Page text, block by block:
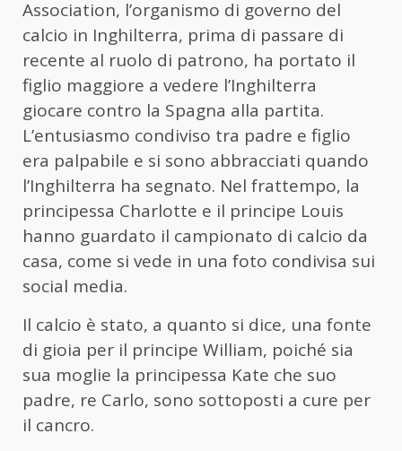
Association, l’organismo di governo del
calcio in Inghilterra, prima di passare di
recente al ruolo di patrono, ha portato il
figlio maggiore a vedere l’Inghilterra
giocare contro la Spagna alla partita.
L’entusiasmo condiviso tra padre e figlio
era palpabile e si sono abbracciati quando
l’Inghilterra ha segnato. Nel frattempo, la
principessa Charlotte e il principe Louis
hanno guardato il campionato di calcio da
casa, come si vede in una foto condivisa sui
social media.
Il calcio è stato, a quanto si dice, una fonte
di gioia per il principe William, poiché sia
sua moglie la principessa Kate che suo
padre, re Carlo, sono sottoposti a cure per
il cancro.